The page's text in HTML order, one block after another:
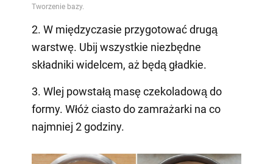
2. W międzyczasie przygotować drugą
warstwę. Ubij wszystkie niezbędne
składniki widelcem, aż będą gładkie.
3. Wlej powstałą masę czekoladową do
formy. Włóż ciasto do zamrażarki na co
najmniej 2 godziny.